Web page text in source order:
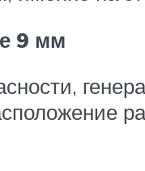
9 мм